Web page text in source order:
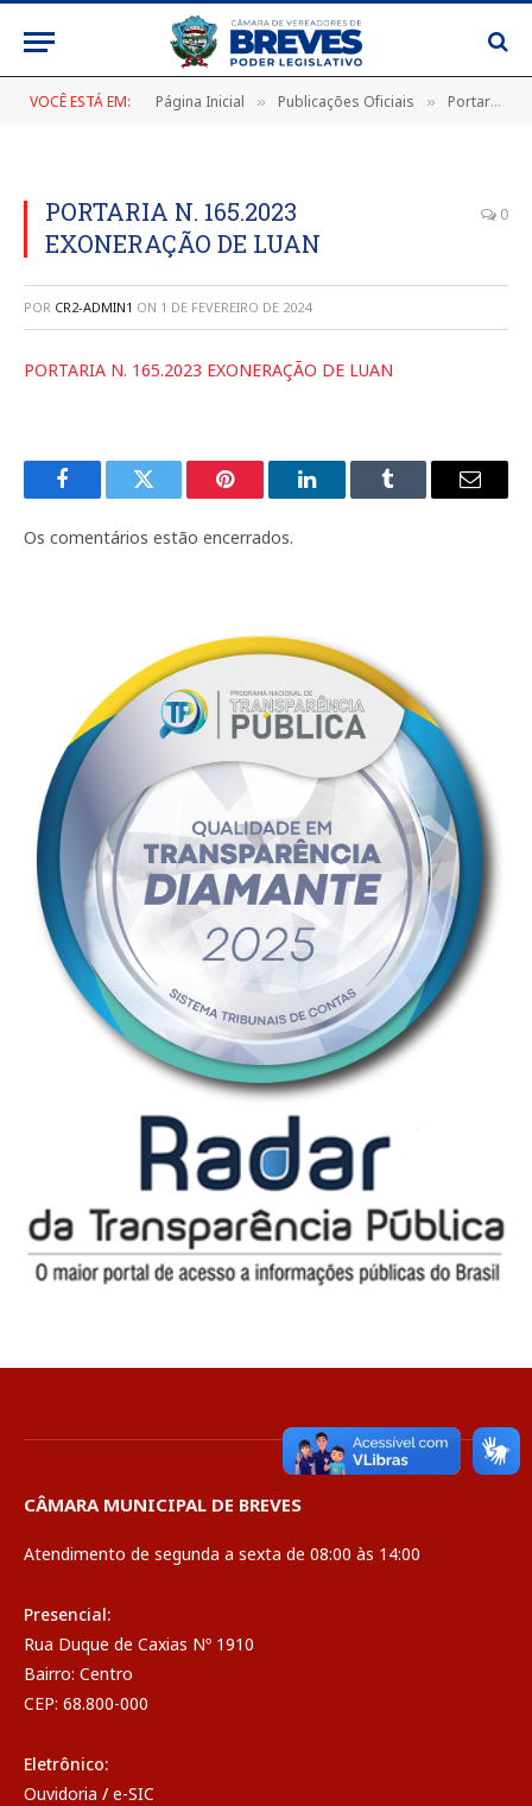
VOCÊ ESTÁ EM: Página Inicial » Publicações Oficiais » Portarias
PORTARIA N. 165.2023
EXONERAÇÃO DE LUAN
0
POR CR2-ADMIN1 ON 1 DE FEVEREIRO DE 2024
PORTARIA N. 165.2023 EXONERAÇÃO DE LUAN
FacebookTwitter Pinterest LinkedInTumblr
E-
Os comentários estão encerrados.
CÂMARA MUNICIPAL DE BREVES
Atendimento de segunda a sexta de 08:00 às 14:00
Presencial:
Rua Duque de Caxias Nº 1910
Bairro: Centro
CEP: 68.800-000
Eletrônico:
Ouvidoria / e-SIC